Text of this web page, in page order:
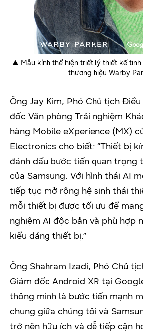
▲ Mẫu kính thể hiện triết lý thiết kế
thương hiệu Warby
Ông Jay Kim, Phó Chủ tịch
đốc Văn phòng Trải nghiệm
hàng Mobile eXperience (MX)
Electronics cho biết: “Thiết bị
đánh dấu bước tiến quan trọng
của Samsung. Với hình thái AI
tiếp tục mở rộng hệ sinh thái
mỗi thiết bị được tối ưu để
nghiệm AI độc bản và phù hợp
kiểu dáng thiết bị.”
Ông Shahram Izadi, Phó Chủ
Giám đốc Android XR tại
thông minh là bước tiến mạnh
chung giữa chúng tôi và
trở nên hữu ích và dễ tiếp cận